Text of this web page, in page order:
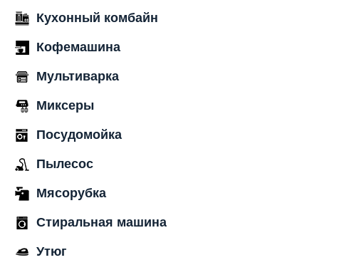
Кухонный комбайн
Кофемашина
Мультиварка
Миксеры
Посудомойка
Пылесос
Мясорубка
Стиральная машина
Утюг